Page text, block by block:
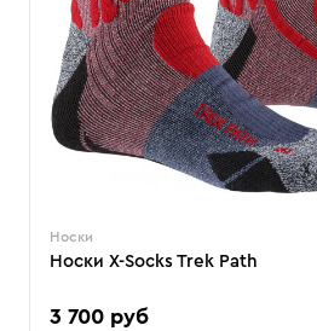
Носки
Носки X-Socks Trek Path
3 700 руб